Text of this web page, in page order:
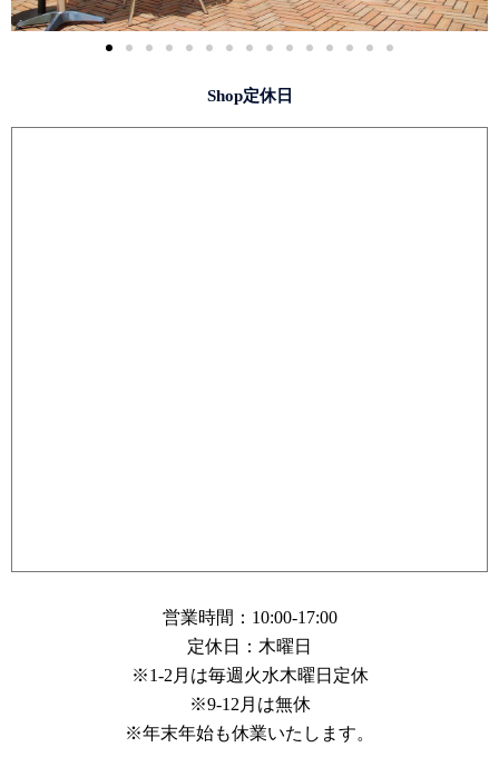
Shop定休日
営業時間：10:00-17:00
定休日：木曜日
※1-2月は毎週火水木曜日定休
※9-12月は無休
※年末年始も休業いたします。